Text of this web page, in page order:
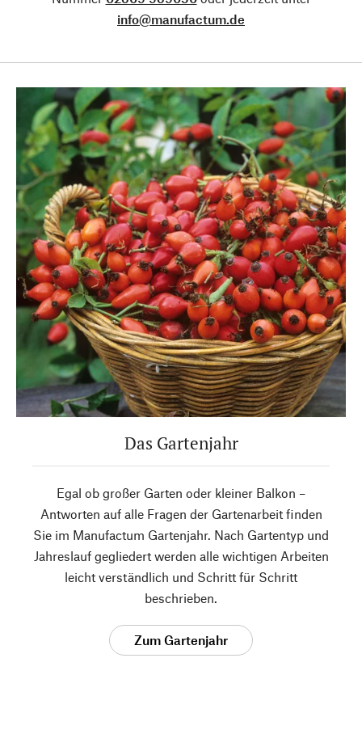
info@manufactum.de
Das Gartenjahr
Egal ob großer Garten oder kleiner Balkon –
Antworten auf alle Fragen der Gartenarbeit finden
Sie im Manufactum Gartenjahr. Nach Gartentyp und
Jahreslauf gegliedert werden alle wichtigen Arbeiten
leicht verständlich und Schritt für Schritt
beschrieben.
Zum Gartenjahr